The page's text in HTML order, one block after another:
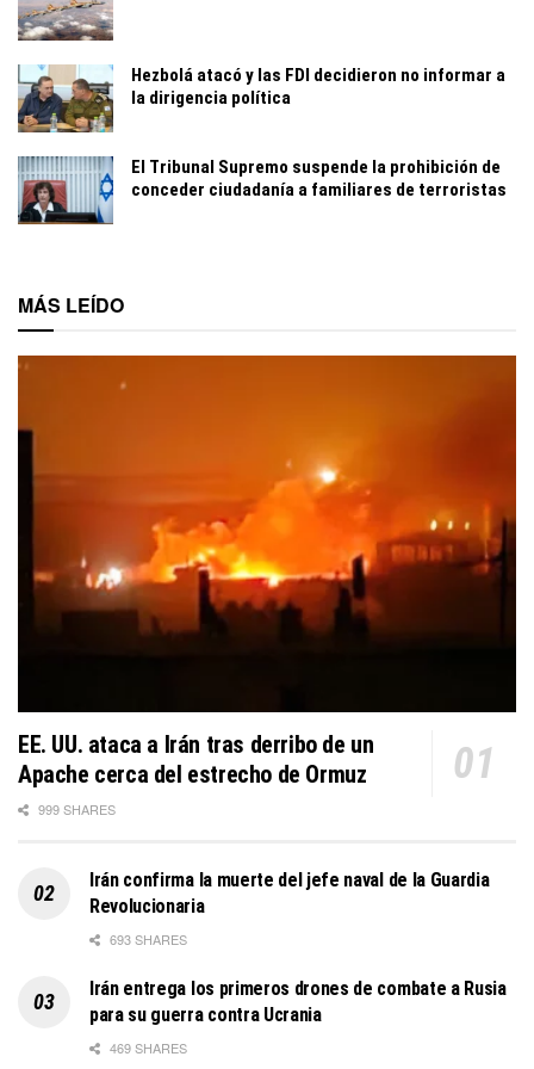
Hezbolá atacó y las FDI decidieron no informar a
la dirigencia política
El Tribunal Supremo suspende la prohibición de
conceder ciudadanía a familiares de terroristas
MÁS LEÍDO
EE. UU. ataca a Irán tras derribo de un
Apache cerca del estrecho de Ormuz
999 SHARES
Irán confirma la muerte del jefe naval de la Guardia
Revolucionaria
693 SHARES
Irán entrega los primeros drones de combate a Rusia
para su guerra contra Ucrania
469 SHARES